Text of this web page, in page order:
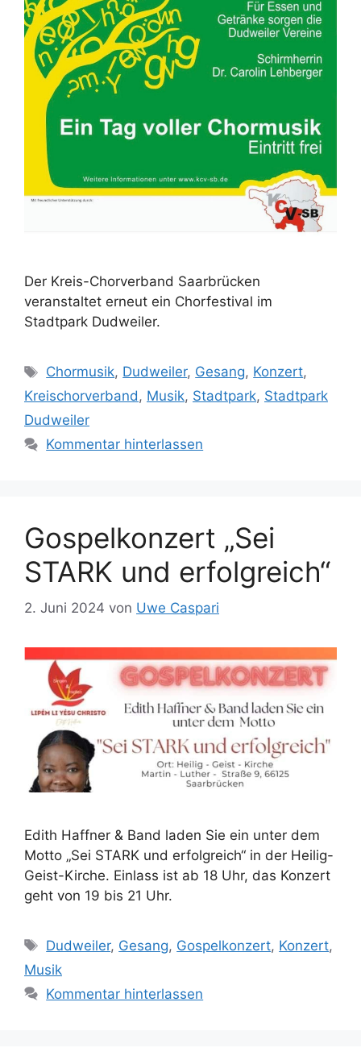
Der Kreis-Chorverband Saarbrücken
veranstaltet erneut ein Chorfestival im
Stadtpark Dudweiler.
Schlagwörter
Chormusik, Dudweiler, Gesang, Konzert,
Kreischorverband, Musik, Stadtpark, Stadtpark
Dudweiler
Kommentar hinterlassen
Gospelkonzert „Sei
STARK und erfolgreich“
2. Juni 2024 von Uwe Caspari
Edith Haffner & Band laden Sie ein unter dem
Motto „Sei STARK und erfolgreich“ in der Heilig-
Geist-Kirche. Einlass ist ab 18 Uhr, das Konzert
geht von 19 bis 21 Uhr.
Schlagwörter
Dudweiler, Gesang, Gospelkonzert, Konzert,
Musik
Kommentar hinterlassen